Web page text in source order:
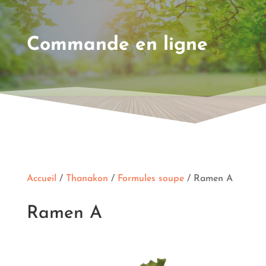
Commande en ligne
Accueil / Thanakon / Formules soupe/ Ramen A
Ramen A